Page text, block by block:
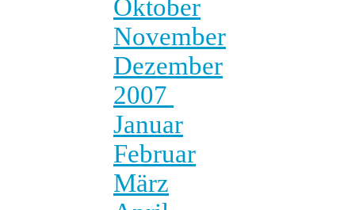
Oktober
November
Dezember
2007
Januar
Februar
März